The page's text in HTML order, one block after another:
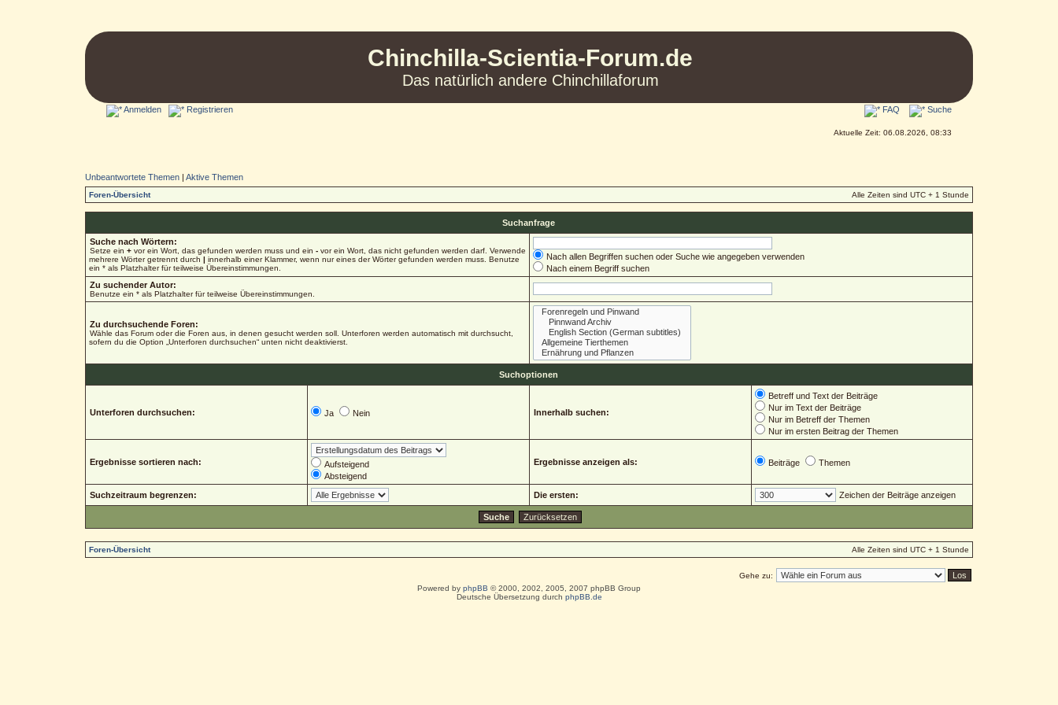
Chinchilla-Scientia-Forum.de
Das natürlich andere Chinchillaforum
Anmelden Registrieren FAQ Suche
Aktuelle Zeit: 06.08.2026, 08:33
Unbeantwortete Themen| Aktive Themen
Foren-Übersicht Alle Zeiten sind UTC + 1 Stunde
Suchanfrage
Suche nach Wörtern:
Setze ein +vor ein Wort, das gefunden werden muss und ein -vor ein Wort, das nicht gefunden werden darf. Verwende
mehrere Wörter getrennt durch | innerhalb einer Klammer, wenn nur eines der Wörter gefunden werden muss. Benutze
ein * als Platzhalter für teilweise Übereinstimmungen.
Nach allen Begriffen suchen oder Suche wie angegeben verwenden
Nach einem Begriff suchen
Zu suchender Autor:
Benutze ein * als Platzhalter für teilweise Übereinstimmungen.
Zu durchsuchende Foren:
Wähle das Forum oder die Foren aus, in denen gesucht werden soll. Unterforen werden automatisch mit durchsucht,
sofern du die Option „Unterforen durchsuchen“ unten nicht deaktivierst.
Suchoptionen
Unterforen durchsuchen: Ja Nein Innerhalb suchen:
Betreff und Text der Beiträge
Nur im Text der Beiträge
Nur im Betreff der Themen
Nur im ersten Beitrag der Themen
Ergebnisse sortieren nach:
Aufsteigend
Absteigend
Ergebnisse anzeigen als: Beiträge Themen
Suchzeitraum begrenzen: Die ersten: Zeichen der Beiträge anzeigen
Foren-Übersicht Alle Zeiten sind UTC + 1 Stunde
Gehe zu:
Powered by phpBB © 2000, 2002, 2005, 2007 phpBB Group
Deutsche Übersetzung durch phpBB.de